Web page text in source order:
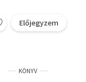
Előjegyzem
KÖNYV